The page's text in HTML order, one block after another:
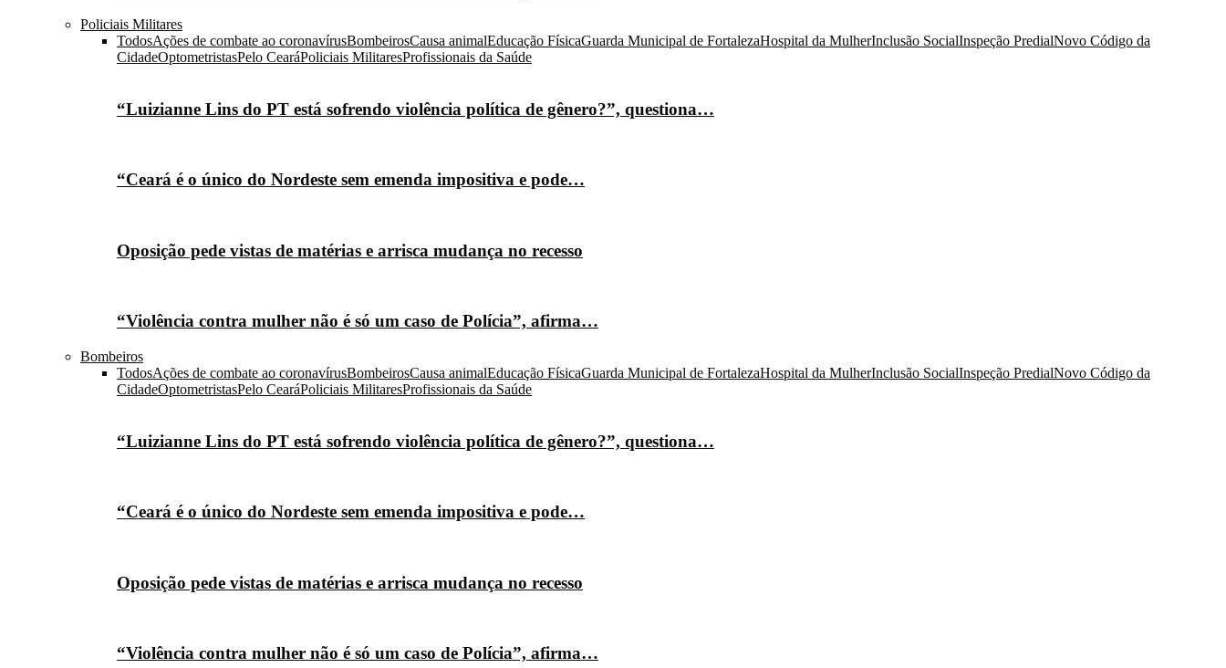
Policiais Militares
TodosAções de combate ao coronavírusBombeirosCausa animalEducação FísicaGuarda Municipal de FortalezaHospital da MulherInclusão SocialInspeção PredialNovo Código da
CidadeOptometristasPelo CearáPoliciais MilitaresProfissionais da Saúde
“Luizianne Lins do PT está sofrendo violência política de gênero?”, questiona…
“Ceará é o único do Nordeste sem emenda impositiva e pode…
Oposição pede vistas de matérias e arrisca mudança no recesso
“Violência contra mulher não é só um caso de Polícia”, afirma…
Bombeiros
TodosAções de combate ao coronavírusBombeirosCausa animalEducação FísicaGuarda Municipal de FortalezaHospital da MulherInclusão SocialInspeção PredialNovo Código da
CidadeOptometristasPelo CearáPoliciais MilitaresProfissionais da Saúde
“Luizianne Lins do PT está sofrendo violência política de gênero?”, questiona…
“Ceará é o único do Nordeste sem emenda impositiva e pode…
Oposição pede vistas de matérias e arrisca mudança no recesso
“Violência contra mulher não é só um caso de Polícia”, afirma…